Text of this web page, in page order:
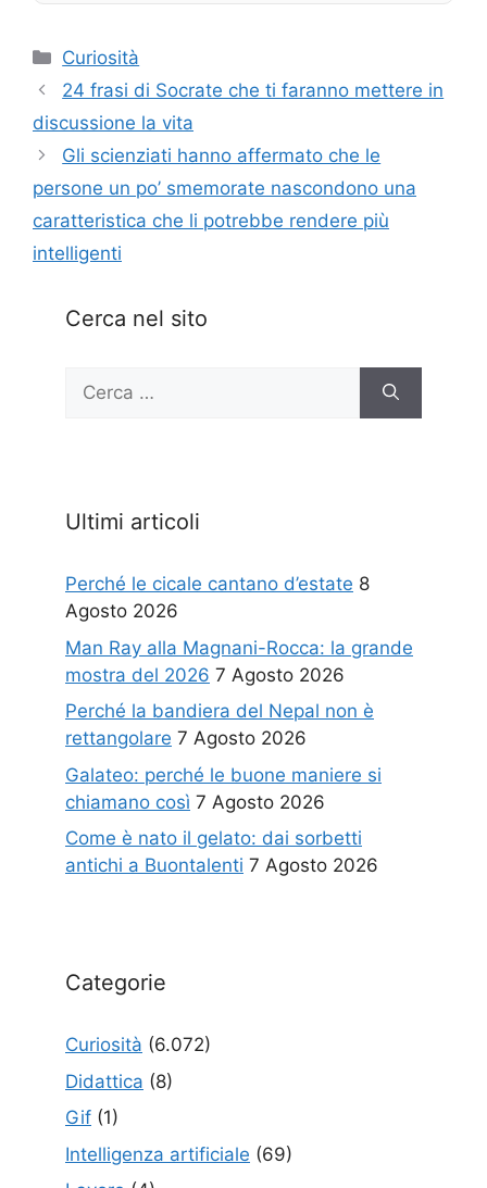
Categorie
Curiosità
24 frasi di Socrate che ti faranno mettere in
discussione la vita
Gli scienziati hanno affermato che le
persone un po’ smemorate nascondono una
caratteristica che li potrebbe rendere più
intelligenti
Cerca nel sito
Ricerca
Ultimi articoli
Perché le cicale cantano d’estate 8
Agosto 2026
Man Ray alla Magnani-Rocca: la grande
mostra del 2026 7 Agosto 2026
Perché la bandiera del Nepal non è
rettangolare 7 Agosto 2026
Galateo: perché le buone maniere si
chiamano così 7 Agosto 2026
Come è nato il gelato: dai sorbetti
antichi a Buontalenti 7 Agosto 2026
Categorie
Curiosità (6.072)
Didattica (8)
Gif (1)
Intelligenza artificiale (69)